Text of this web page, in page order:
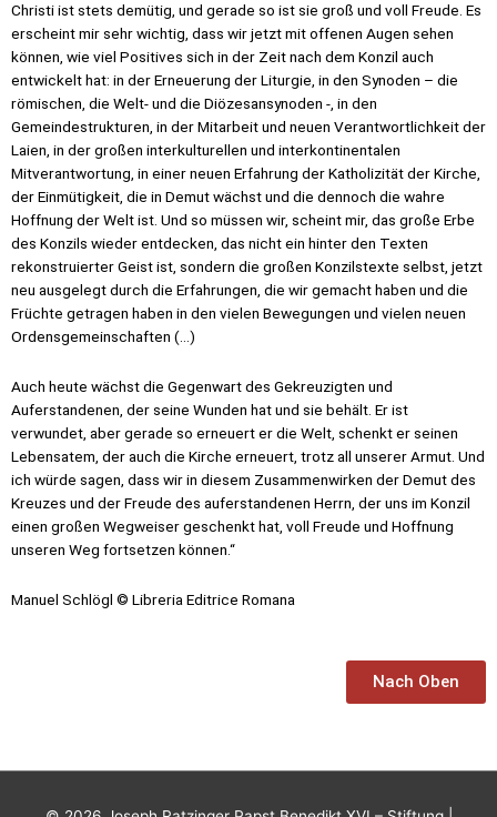
Christi ist stets demütig, und gerade so ist sie groß und voll Freude. Es
erscheint mir sehr wichtig, dass wir jetzt mit offenen Augen sehen
können, wie viel Positives sich in der Zeit nach dem Konzil auch
entwickelt hat: in der Erneuerung der Liturgie, in den Synoden – die
römischen, die Welt- und die Diözesansynoden -, in den
Gemeindestrukturen, in der Mitarbeit und neuen Verantwortlichkeit der
Laien, in der großen interkulturellen und interkontinentalen
Mitverantwortung, in einer neuen Erfahrung der Katholizität der Kirche,
der Einmütigkeit, die in Demut wächst und die dennoch die wahre
Hoffnung der Welt ist. Und so müssen wir, scheint mir, das große Erbe
des Konzils wieder entdecken, das nicht ein hinter den Texten
rekonstruierter Geist ist, sondern die großen Konzilstexte selbst, jetzt
neu ausgelegt durch die Erfahrungen, die wir gemacht haben und die
Früchte getragen haben in den vielen Bewegungen und vielen neuen
Ordensgemeinschaften (…)
Auch heute wächst die Gegenwart des Gekreuzigten und
Auferstandenen, der seine Wunden hat und sie behält. Er ist
verwundet, aber gerade so erneuert er die Welt, schenkt er seinen
Lebensatem, der auch die Kirche erneuert, trotz all unserer Armut. Und
ich würde sagen, dass wir in diesem Zusammenwirken der Demut des
Kreuzes und der Freude des auferstandenen Herrn, der uns im Konzil
einen großen Wegweiser geschenkt hat, voll Freude und Hoffnung
unseren Weg fortsetzen können.“
Manuel Schlögl © Libreria Editrice Romana
Nach Oben